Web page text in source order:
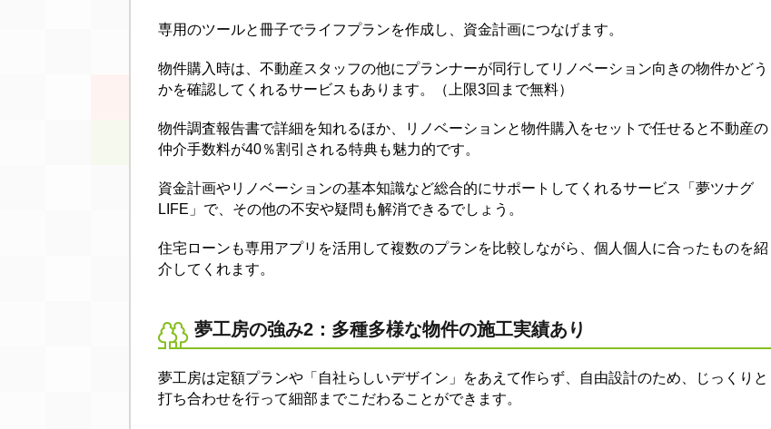
専用のツールと冊子でライフプランを作成し、資金計画につなげます。
物件購入時は、不動産スタッフの他にプランナーが同行してリノベーション向きの物件かどう
かを確認してくれるサービスもあります。（上限3回まで無料）
物件調査報告書で詳細を知れるほか、リノベーションと物件購入をセットで任せると不動産の
仲介手数料が40％割引される特典も魅力的です。
資金計画やリノベーションの基本知識など総合的にサポートしてくれるサービス「夢ツナグ
LIFE」で、その他の不安や疑問も解消できるでしょう。
住宅ローンも専用アプリを活用して複数のプランを比較しながら、個人個人に合ったものを紹
介してくれます。
夢工房の強み2：多種多様な物件の施工実績あり
夢工房は定額プランや「自社らしいデザイン」をあえて作らず、自由設計のため、じっくりと
打ち合わせを行って細部までこだわることができます。